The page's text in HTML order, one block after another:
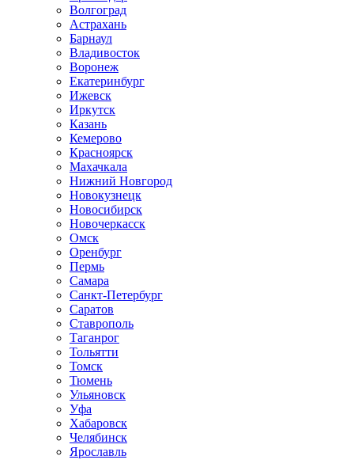
Волгоград
Астрахань
Барнаул
Владивосток
Воронеж
Екатеринбург
Ижевск
Иркутск
Казань
Кемерово
Красноярск
Махачкала
Нижний Новгород
Новокузнецк
Новосибирск
Новочеркаcск
Омск
Оренбург
Пермь
Самара
Санкт-Петербург
Саратов
Ставрополь
Таганрог
Тольятти
Томск
Тюмень
Ульяновск
Уфа
Хабаровск
Челябинск
Ярославль